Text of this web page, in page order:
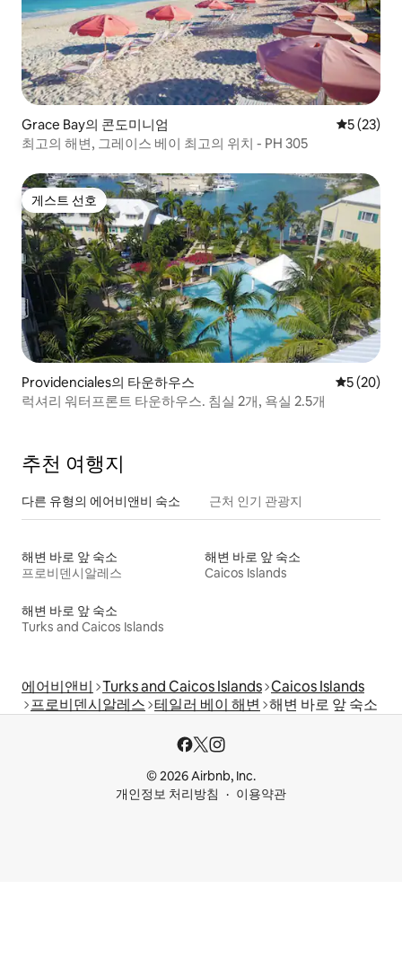
Grace Bay의 콘도미니엄 평점 5점
5 (23)
최고의 해변, 그레이스 베이 최고의 위치 - PH 305
게스트 선호
게스트 선호
Providenciales의 타운하우스 평점 5점(5
5 (20)
럭셔리 워터프론트 타운하우스. 침실 2개, 욕실 2.5개
추천 여행지
다른 유형의 에어비앤비 숙소 근처 인기 관광지
해변 바로 앞 숙소
프로비덴시알레스
해변 바로 앞 숙소
Caicos Islands
해변 바로 앞 숙소
Turks and Caicos Islands
에어비앤비 Turks and Caicos Islands Caicos Islands
프로비덴시알레스 테일러 베이 해변 해변 바로 앞 숙소
© 2026 Airbnb, Inc.
개인정보 처리방침
이용약관